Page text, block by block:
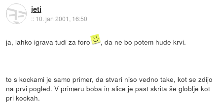
jeti
:: 10. jan 2001, 16:50
ja, lahko igrava tudi za foro , da ne bo potem hude krvi.
to s kockami je samo primer, da stvari niso vedno take, kot se zdijo
na prvi pogled. V primeru boba in alice je past skrita še globlje kot
pri kockah.